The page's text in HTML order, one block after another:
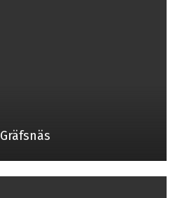
Gräfsnäs